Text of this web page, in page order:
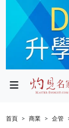
政局
財經
首頁 商業 企管